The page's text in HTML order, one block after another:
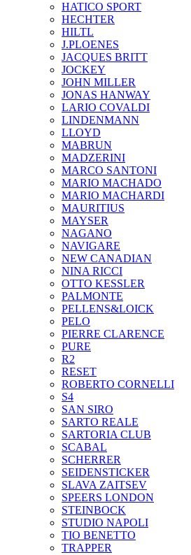
HATICO SPORT
HECHTER
HILTL
J.PLOENES
JAСQUES BRITT
JOCKEY
JOHN MILLER
JONAS HANWAY
LARIO COVALDI
LINDENMANN
LLOYD
MABRUN
MADZERINI
MARCO SANTONI
MARIO MACHADO
MARIO MACHARDI
MAURITIUS
MAYSER
NAGANO
NAVIGARE
NEW CANADIAN
NINA RICCI
OTTO KESSLER
PALMONTE
PELLENS&LOICK
PELO
PIERRE CLARENCE
PURE
R2
RESET
ROBERTO CORNELLI
S4
SAN SIRO
SARTO REALE
SARTORIA CLUB
SCABAL
SCHERRER
SEIDENSTICKER
SLAVA ZAITSEV
SPEERS LONDON
STEINBOCK
STUDIO NAPOLI
TIO BENETTO
TRAPPER